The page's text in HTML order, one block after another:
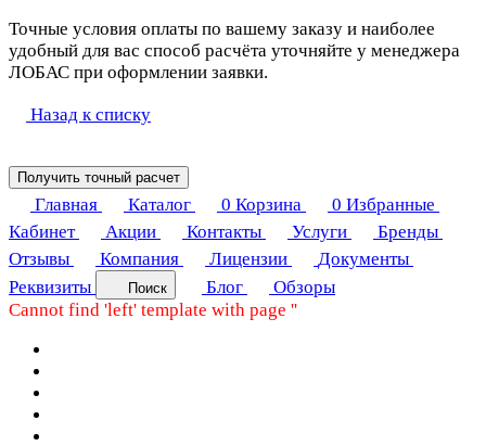
Точные условия оплаты по вашему заказу и наиболее
удобный для вас способ расчёта уточняйте у менеджера
ЛОБАС при оформлении заявки.
Назад к списку
Получить точный расчет
Главная Каталог 0 Корзина 0 Избранные
Кабинет
Акции Контакты Услуги
Бренды
Отзывы
Компания Лицензии
Документы
Реквизиты
Поиск Блог
Обзоры
Cannot find 'left' template with page ''